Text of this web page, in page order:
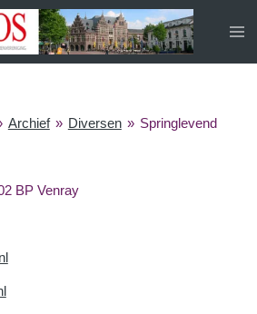
Archief » Diversen » Springlevend
BP Venray